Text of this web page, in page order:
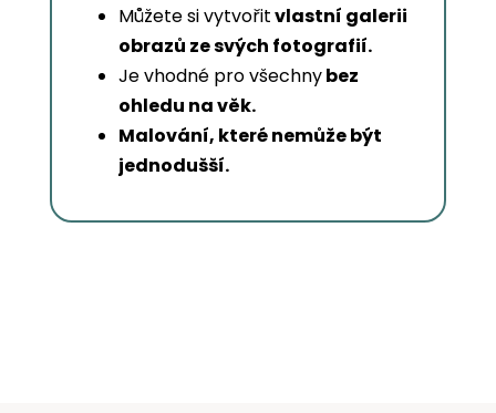
Můžete si vytvořitvlastní galerii
obrazů ze svých fotografií.
Je vhodné pro všechnybez
ohledu na věk.
Malování, které nemůže být
jednodušší.